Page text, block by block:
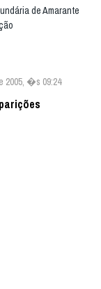
de Amarante
2005, �s 09:24